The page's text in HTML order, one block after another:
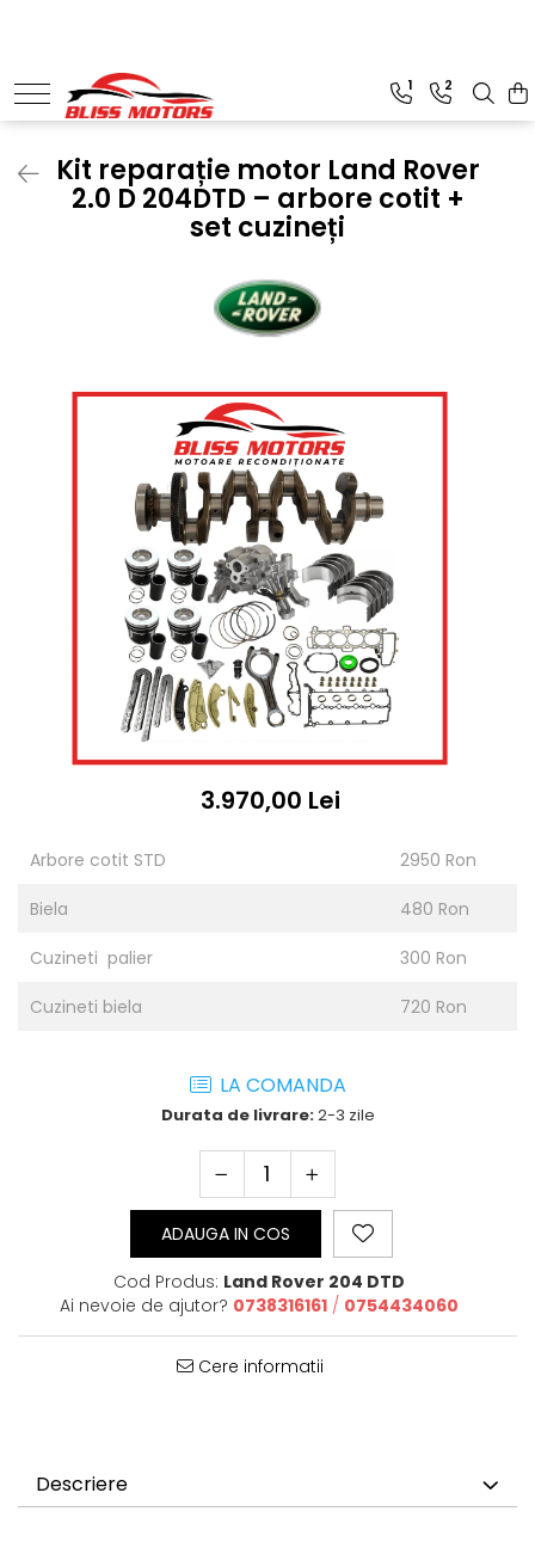
Piese Motoare
Turbosuflante și accesorii
Kituri de reparații
Chiulase
Piese Camioane
Vibrochen camioane
1 2
Kit reparație motor Land Rover
2.0 D 204DTD – arbore cotit +
set cuzineți
3.970,00 Lei
Arbore cotit STD 2950 Ron
Biela 480 Ron
Cuzineti palier 300 Ron
Cuzineti biela 720 Ron
LA COMANDA
Durata de livrare:2-3 zile
ADAUGA IN COS
Cod Produs: Land Rover 204 DTD
Ai nevoie de ajutor? 0738316161 / 0754434060
Cere informatii
Descriere